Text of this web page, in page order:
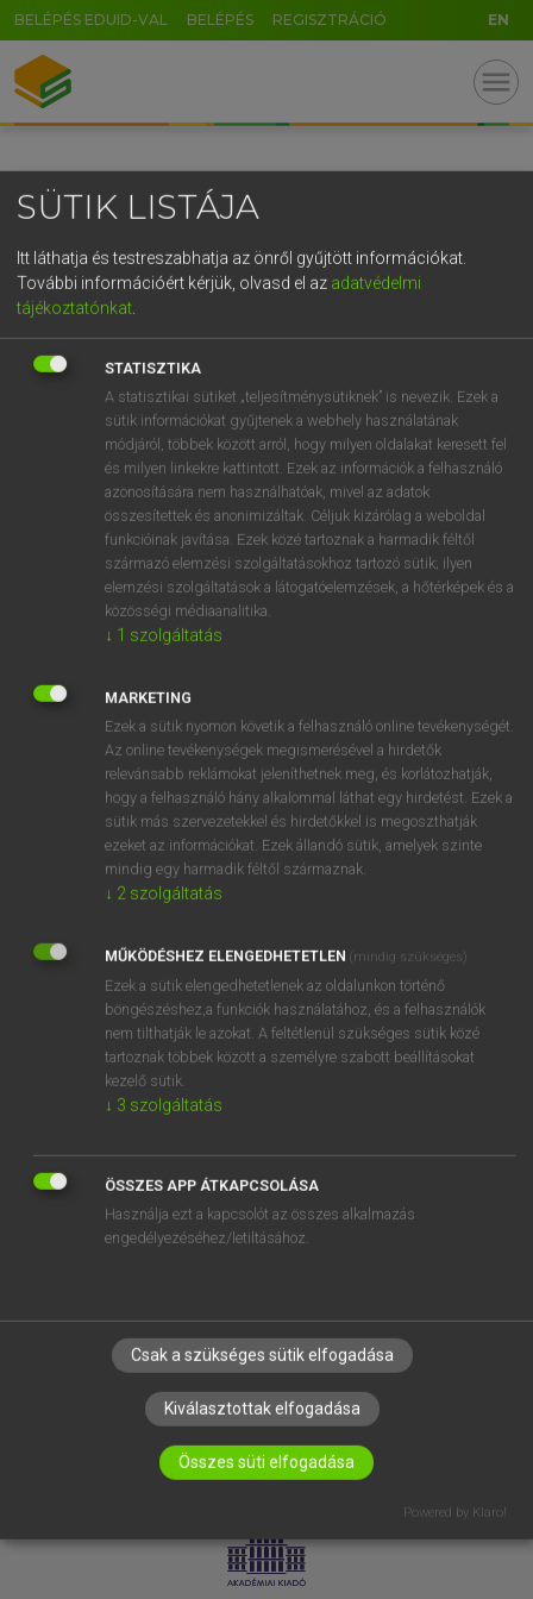
BELÉPÉS EDUID-VAL BELÉPÉS REGISZTRÁCIÓ EN
menu
OOOOPS!
SZOTAR.NET APPLIKÁCIÓ
MICROSOFT OFFICE BŐVÍTMÉNY
BEÉPÜLŐ SZÓTÁRMODUL
ONLINE NYELVVIZSGA
EGYÉNI FELHASZNÁLÓKNAK
TANULÓKNAK
OKTATÁSI INTÉZMÉNYEKNEK
VÁLLALATI MEGOLDÁSOK
RÓLUNK
ELÉRHETŐSÉG
SÜTI BEÁLLÍTÁSOK
LICENCSZERZŐDÉS ADATVÉDELEM
SÜTIK LISTÁJA
Itt láthatja és testreszabhatja az önről gyűjtött információkat.
További információért kérjük, olvasd el az adatvédelmi
tájékoztatónkat
STATISZTIKA
A statisztikai sütiket „teljesítménysütiknek” is nevezik. Ezek a
sütik információkat gyűjtenek a webhely használatának
módjáról, többek között arról, hogy milyen oldalakat keresett fel
és milyen linkekre kattintott. Ezek az információk a felhasználó
azonosítására nem használhatóak, mivel az adatok
összesítettek és anonimizáltak. Céljuk kizárólag a weboldal
funkcióinak javítása. Ezek közé tartoznak a harmadik féltől
származó elemzési szolgáltatásokhoz tartozó sütik; ilyen
elemzési szolgáltatások a látogatóelemzések, a hőtérképek és a
közösségi médiaanalitika.
↓ 1 szolgáltatás
MARKETING
Ezek a sütik nyomon követik a felhasználó online tevékenységét.
Az online tevékenységek megismerésével a hirdetők
relevánsabb reklámokat jeleníthetnek meg, és korlátozhatják,
hogy a felhasználó hány alkalommal láthat egy hirdetést. Ezek a
sütik más szervezetekkel és hirdetőkkel is megoszthatják
ezeket az információkat. Ezek állandó sütik, amelyek szinte
mindig egy harmadik féltől származnak.
↓ 2 szolgáltatás
MŰKÖDÉSHEZ ELENGEDHETETLEN (mindig szükséges)
Ezek a sütik elengedhetetlenek az oldalunkon történő
böngészéshez,a funkciók használatához, és a felhasználók
nem tilthatják le azokat. A feltétlenül szükséges sütik közé
tartoznak többek között a személyre szabott beállításokat
kezelő sütik.
↓ 3 szolgáltatás
ÖSSZES APP ÁTKAPCSOLÁSA
Használja ezt a kapcsolót az összes alkalmazás
engedélyezéséhez/letiltásához.
Csak a szükséges sütik elfogadása
Kiválasztottak elfogadása
Összes süti elfogadása
Powered by Klaro!
GR
5
g h k l
v b n m , . - AltGr